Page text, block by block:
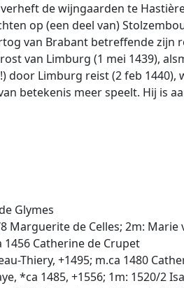
de wijngaarden te
op (een deel van)
van Brabant betreffende
van Limburg (1 mei 1439),
Limburg reist (2 feb
betekenis meer speelt. Hij is
Glymes
Marguerite de Celles; 2m: Marie
1456 Catherine de Crupet
Thiery, +1495; m.ca 1480
*ca 1485, +1556; 1m: 1520/2